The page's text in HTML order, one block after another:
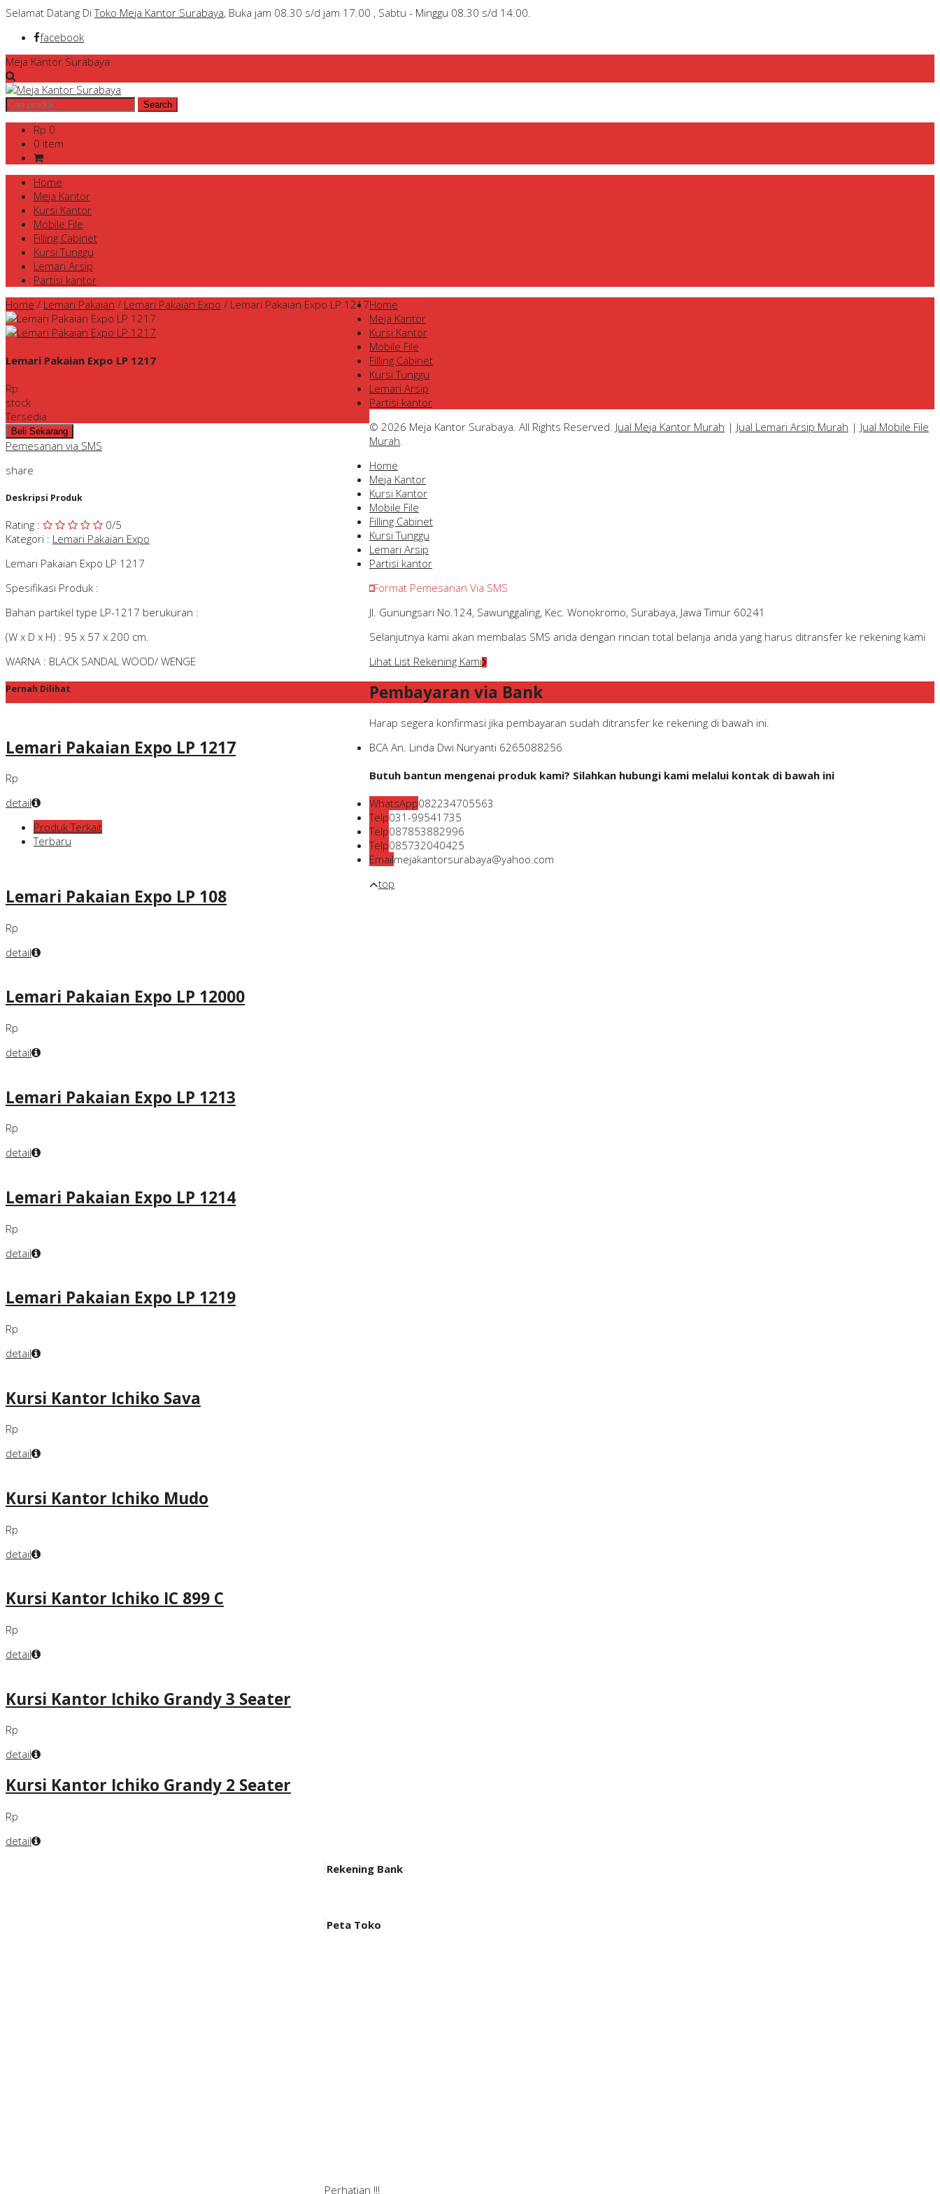
Selamat Datang DiToko Meja Kantor Surabaya, Buka jam 08.30 s/d jam 17.00 , Sabtu - Minggu 08.30 s/d 14.00.
facebook
Meja Kantor Surabaya
Rp 0
0 item
Home
Meja Kantor
Kursi Kantor
Mobile File
Filling Cabinet
Kursi Tunggu
Lemari Arsip
Partisi kantor
Home / Lemari Pakaian / Lemari Pakaian Expo / Lemari Pakaian Expo LP 1217
Lemari Pakaian Expo LP 1217
Rp
stock
Tersedia
Pemesanan via SMS
share
Deskripsi Produk
Rating : 0/5
Kategori : Lemari Pakaian Expo
Lemari Pakaian Expo LP 1217
Spesifikasi Produk :
Bahan partikel type LP-1217 berukuran :
(W x D x H) : 95 x 57 x 200 cm.
WARNA : BLACK SANDAL WOOD/ WENGE
Pernah Dilihat
Lemari Pakaian Expo LP 1217
Rp
detail
Produk Terkait
Terbaru
Lemari Pakaian Expo LP 108
Rp
detail
Lemari Pakaian Expo LP 12000
Rp
detail
Lemari Pakaian Expo LP 1213
Rp
detail
Lemari Pakaian Expo LP 1214
Rp
detail
Lemari Pakaian Expo LP 1219
Rp
detail
Kursi Kantor Ichiko Sava
Rp
detail
Kursi Kantor Ichiko Mudo
Rp
detail
Kursi Kantor Ichiko IC 899 C
Rp
detail
Kursi Kantor Ichiko Grandy 3 Seater
Rp
detail
Kursi Kantor Ichiko Grandy 2 Seater
Rp
detail
Rekening Bank
Peta Toko
Perhatian !!!
Home
Meja Kantor
Kursi Kantor
Mobile File
Filling Cabinet
Kursi Tunggu
Lemari Arsip
Partisi kantor
© 2026 Meja Kantor Surabaya. All Rights Reserved. Jual Meja Kantor Murah | Jual Lemari Arsip Murah | Jual Mobile File
Murah.
Home
Meja Kantor
Kursi Kantor
Mobile File
Filling Cabinet
Kursi Tunggu
Lemari Arsip
Partisi kantor
Format Pemesanan Via SMS
Jl. Gunungsari No.124, Sawunggaling, Kec. Wonokromo, Surabaya, Jawa Timur 60241
Selanjutnya kami akan membalas SMS anda dengan rincian total belanja anda yang harus ditransfer ke rekening kami
Lihat List Rekening Kami
Pembayaran via Bank
Harap segera konfirmasi jika pembayaran sudah ditransfer ke rekening di bawah ini.
BCA An. Linda Dwi Nuryanti 6265088256
Butuh bantun mengenai produk kami? Silahkan hubungi kami melalui kontak di bawah ini
WhatsApp082234705563
Telp031-99541735
Telp087853882996
Telp085732040425
Emailmejakantorsurabaya@yahoo.com
top